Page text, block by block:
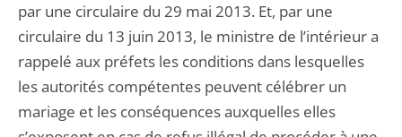
par une circulaire du 29 mai 2013. Et, par une
circulaire du 13 juin 2013, le ministre de l’intérieur a
rappelé aux préfets les conditions dans lesquelles
les autorités compétentes peuvent célébrer un
mariage et les conséquences auxquelles elles